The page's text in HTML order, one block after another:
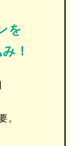
を
！
。